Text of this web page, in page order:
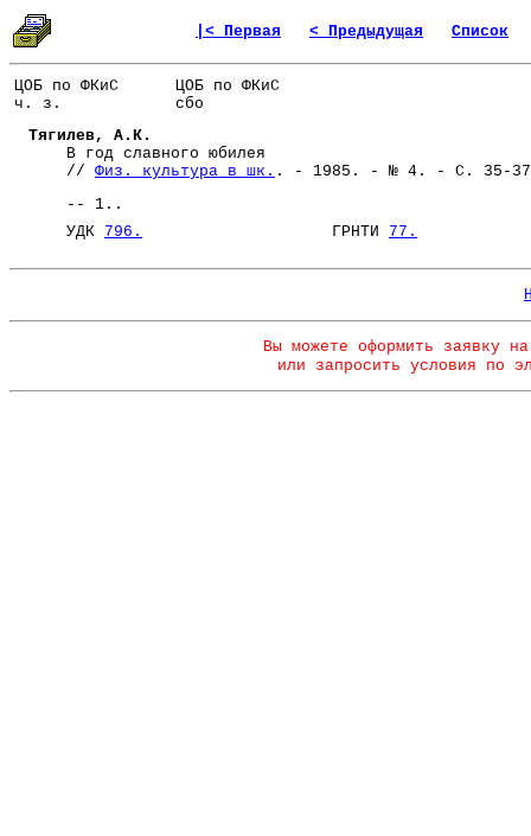
|< Первая < Предыдущая Список
ЦОБ по ФКиС
ч. з.
ЦОБ по ФКиС
сбо
Тягилев, А.К.
В год славного юбилея
// Физ. культура в шк. . - 1985. - № 4. - С. 35-
-- 1..
УДК 796. ГРНТИ 77.
Вы можете оформить заявку
или запросить условия по